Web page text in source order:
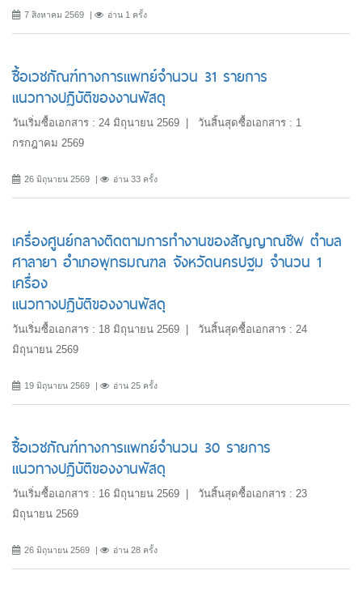
7 สิงหาคม 2569 อ่าน 1 ครั้ง
ซื้อเวชภัณฑ์ทางการแพทย์จำนวน 31 รายการ
แนวทางปฏิบัติของงานพัสดุ
วันเริ่มซื้อเอกสาร : 24 มิถุนายน 2569 | วันสิ้นสุดซื้อเอกสาร : 1
กรกฎาคม 2569
26 มิถุนายน 2569 อ่าน 33 ครั้ง
เครื่องศูนย์กลางติดตามการทำงานของสัญญาณชีพ ตำบล
ศาลายา อำเภอพุทธมณฑล จังหวัดนครปฐม จำนวน 1
เครื่อง
แนวทางปฏิบัติของงานพัสดุ
วันเริ่มซื้อเอกสาร : 18 มิถุนายน 2569 | วันสิ้นสุดซื้อเอกสาร : 24
มิถุนายน 2569
19 มิถุนายน 2569 อ่าน 25 ครั้ง
ซื้อเวชภัณฑ์ทางการแพทย์จำนวน 30 รายการ
แนวทางปฏิบัติของงานพัสดุ
วันเริ่มซื้อเอกสาร : 16 มิถุนายน 2569 | วันสิ้นสุดซื้อเอกสาร : 23
มิถุนายน 2569
26 มิถุนายน 2569 อ่าน 28 ครั้ง